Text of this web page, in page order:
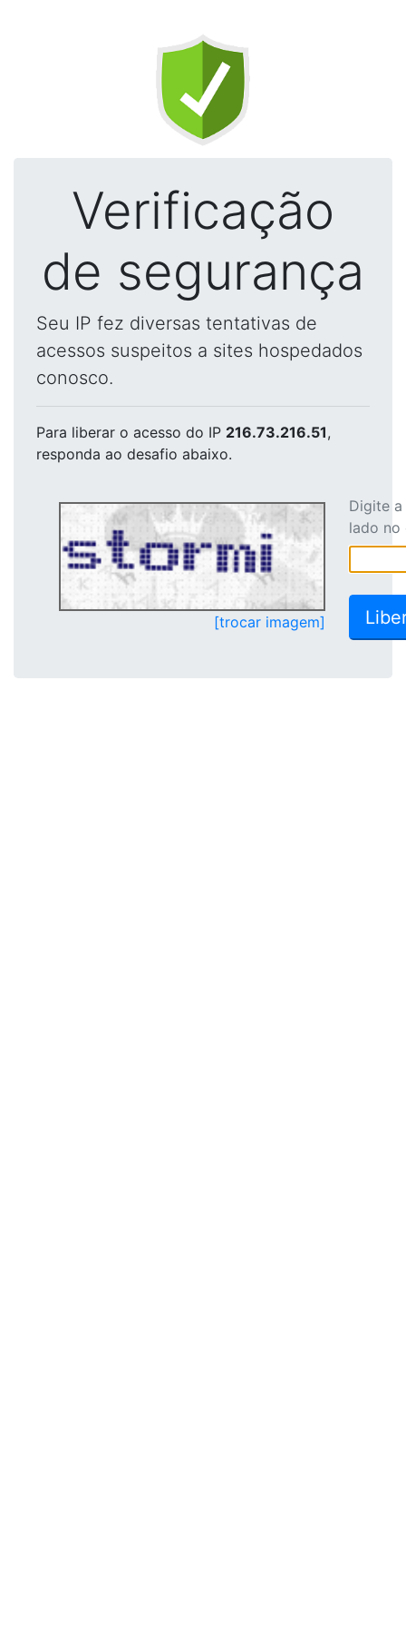
Verificação
de segurança
Seu IP fez diversas tentativas de
acessos suspeitos a sites hospedados
conosco.
Para liberar o acesso do IP 216.73.216.51,
responda ao desafio abaixo.
[trocar imagem]
Digite
lado no